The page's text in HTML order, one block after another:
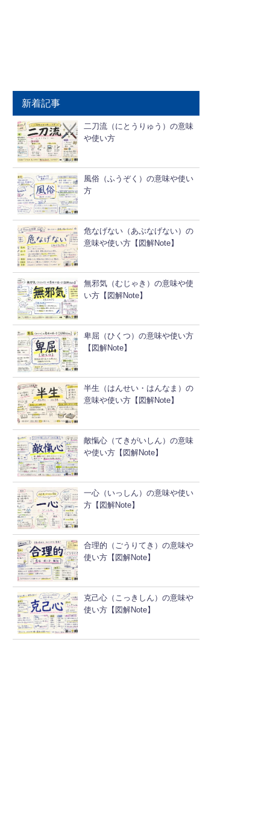
新着記事
二刀流（にとうりゅう）の意味
や使い方
風俗（ふうぞく）の意味や使い
方
危なげない（あぶなげない）の
意味や使い方【図解Note】
無邪気（むじゃき）の意味や使
い方【図解Note】
卑屈（ひくつ）の意味や使い方
【図解Note】
半生（はんせい・はんなま）の
意味や使い方【図解Note】
敵愾心（てきがいしん）の意味
や使い方【図解Note】
一心（いっしん）の意味や使い
方【図解Note】
合理的（ごうりてき）の意味や
使い方【図解Note】
克己心（こっきしん）の意味や
使い方【図解Note】